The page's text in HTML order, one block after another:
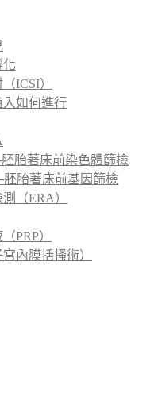
化
ICSI）
如何進行
胎著床前染色體篩檢
胎著床前基因篩檢
（ERA）
PRP）
內膜括搔術）